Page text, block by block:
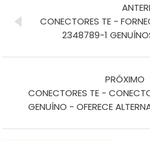
CONECTORES TE -
2348789-1
PRÓXIMO
CONECTORES TE -
GENUÍNO - OFERECE